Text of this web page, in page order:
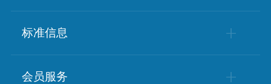
学会简介
标准信息
标准动态
会员服务